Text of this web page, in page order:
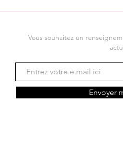
Vous souhaitez un
Envoyer